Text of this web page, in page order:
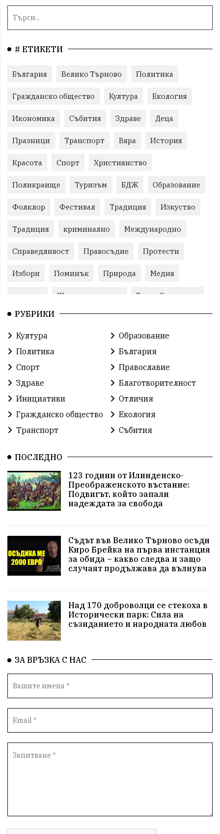
# ЕТИКЕТИ
България Велико Търново Политика
Гражданско общество Култура Екология
Икономика Събития Здраве Деца
Празници Транспорт Вяра История
Красота Спорт Християнство
Поликраище Туризъм БДЖ Образование
Фолклор Фестивал Традиция Изкуство
Традиция криминално Международно
Справедливост Правосъдие Протести
Избори Поминък Природа Медия
Животновъдство Горна Оряховица
РУБРИКИ
Култура
Образование
Политика
България
Спорт
Православие
Здраве
Благотворителност
Инициативи
Отличия
Гражданско общество
Екология
Транспорт
Събития
ПОСЛЕДНО
123 години от Илинденско-
Преображенското въстание:
Подвигът, който запали
надеждата за свобода
Съдът във Велико Търново осъди
Киро Брейка на първа инстанция
за обида – какво следва и защо
случаят продължава да вълнува
Над 170 доброволци се стекоха в
Исторически парк: Сила на
съзиданието и народната любов
ЗА ВРЪЗКА С НАС